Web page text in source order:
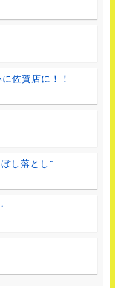
佐賀店に！！
し落とし”